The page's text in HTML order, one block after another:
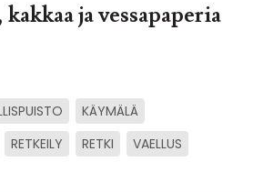
kakkaa ja vessapaperia
KÄYMÄLÄ
RETKEILY RETKI VAELLUS